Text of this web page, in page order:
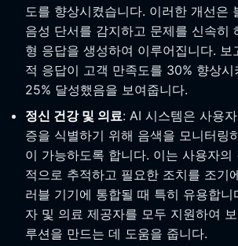
도를 향상시켰습니다. 이러한 개선은
음성 단서를 감지하고 문제를 신속히
형 응답을 생성하여 이루어집니다. 보
적 응답이 고객 만족도를 30% 향상
25% 달성했음을 보여줍니다.
정신 건강 및 의료: AI 시스템은 사용
증을 식별하기 위해 음색을 모니터링
이 가능하도록 합니다. 이는 사용자의
적으로 추적하고 필요한 조치를 조기
러블 기기에 통합될 때 특히 유용합
자 및 의료 제공자를 모두 지원하여
루션을 만드는 데 도움을 줍니다.